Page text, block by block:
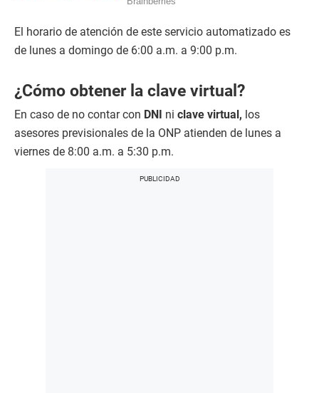
El horario de atención de este servicio automatizado es
de lunes a domingo de 6:00 a.m. a 9:00 p.m.
¿Cómo obtener la clave virtual?
En caso de no contar con DNI ni clave virtual, los
asesores previsionales de la ONP atienden de lunes a
viernes de 8:00 a.m. a 5:30 p.m.